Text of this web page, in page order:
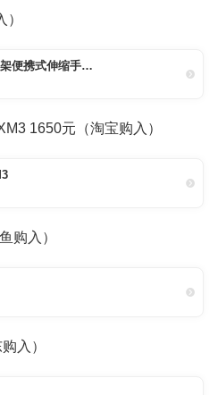
单反相机迷你桌面三脚架便携式伸缩手持自拍视频摄影摄像灯支撑架
1650元（淘宝购入）
购入）
入）